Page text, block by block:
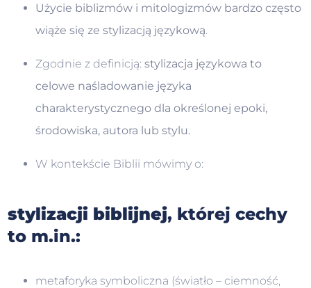
Użycie biblizmów i mitologizmów bardzo często
wiąże się ze stylizacją językową.
Zgodnie z definicją: stylizacja językowa to
celowe naśladowanie języka
charakterystycznego dla określonej epoki,
środowiska, autora lub stylu.
W kontekście Biblii mówimy o:
stylizacji biblijnej, której cechy
to m.in.:
metaforyka symboliczna (światło – ciemność,